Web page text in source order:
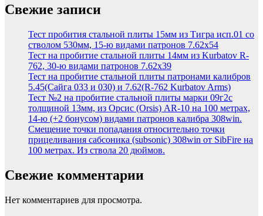
Свежие записи
Тест пробития стальной плиты 15мм из Тигра исп.01 со
стволом 530мм, 15-ю видами патронов 7.62х54
Тест на пробитие стальной плиты 14мм из Kurbatov R-
762, 30-ю видами патронов 7.62х39
Тест на пробитие стальной плиты патронами калибров
5.45(Сайга 033 и 030) и 7.62(R-762 Kurbatov Arms)
Тест №2 на пробитие стальной плиты марки 09г2с
толщиной 13мм, из Орсис (Orsis) AR-10 на 100 метрах,
14-ю (+2 бонусом) видами патронов калибра 308win.
Смещение точки попадания относительно точки
прицеливания сабсоника (subsonic) 308win от SibFire на
100 метрах. Из ствола 20 дюймов.
Свежие комментарии
Нет комментариев для просмотра.